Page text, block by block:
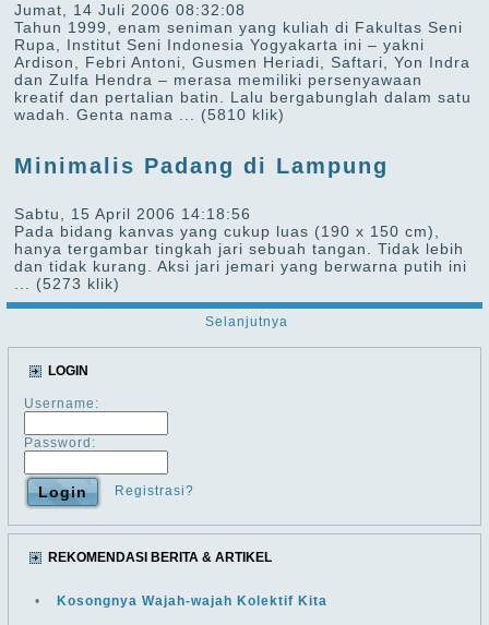
Jumat, 14 Juli 2006 08:32:08
Tahun 1999, enam seniman yang kuliah di Fakultas Seni
Rupa, Institut Seni Indonesia Yogyakarta ini – yakni
Ardison, Febri Antoni, Gusmen Heriadi, Saftari, Yon Indra
dan Zulfa Hendra – merasa memiliki persenyawaan
kreatif dan pertalian batin. Lalu bergabunglah dalam satu
wadah. Genta nama ... (5810 klik)
Minimalis Padang di Lampung
Sabtu, 15 April 2006 14:18:56
Pada bidang kanvas yang cukup luas (190 x 150 cm),
hanya tergambar tingkah jari sebuah tangan. Tidak lebih
dan tidak kurang. Aksi jari jemari yang berwarna putih ini
(5273 klik)
Selanjutnya
LOGIN
Username:
Password:
Registrasi?
REKOMENDASI BERITA & ARTIKEL
• Kosongnya Wajah-wajah Kolektif Kita